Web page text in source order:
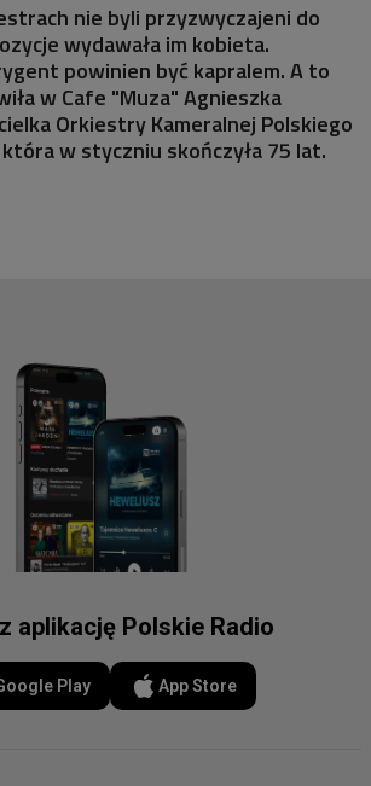
nie byli przyzwyczajeni do
wydawała im kobieta.
powinien być kapralem. A to
w Cafe "Muza" Agnieszka
Orkiestry Kameralnej Polskiego
w styczniu skończyła 75 lat.
aplikację Polskie Radio
Play App Store